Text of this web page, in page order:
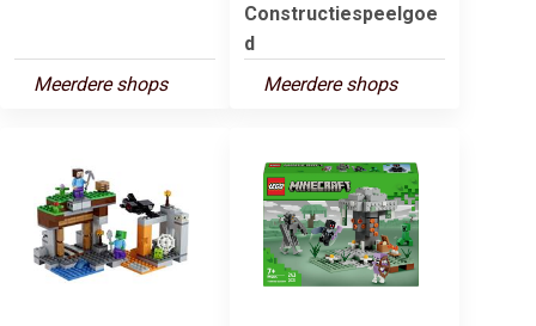
Meerdere shops
Constructiespeelgoe
d
Meerdere shops